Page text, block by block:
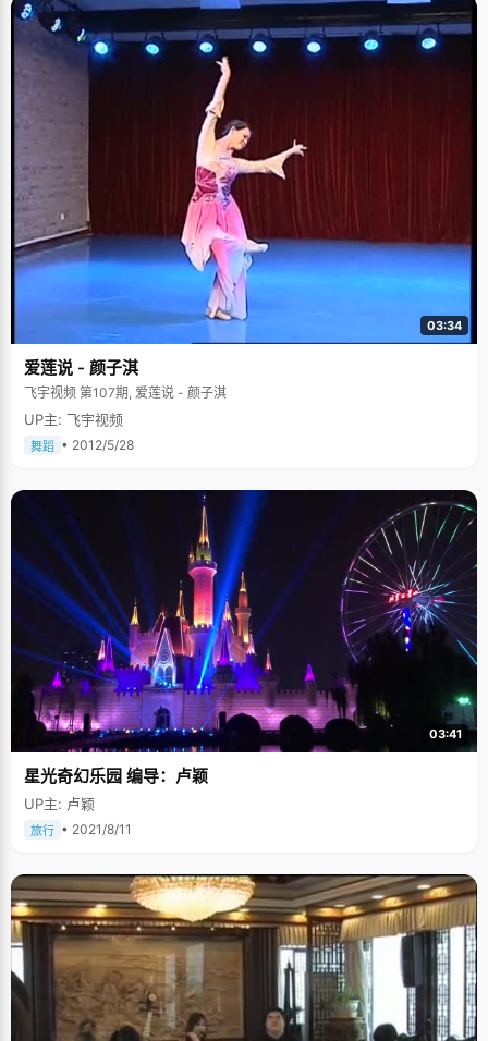
03:34
爱莲说 - 颜子淇
飞宇视频 第107期, 爱莲说 - 颜子淇
UP主: 飞宇视频
舞蹈 • 2012/5/28
03:41
星光奇幻乐园 编导：卢颖
UP主: 卢颖
旅行 • 2021/8/11